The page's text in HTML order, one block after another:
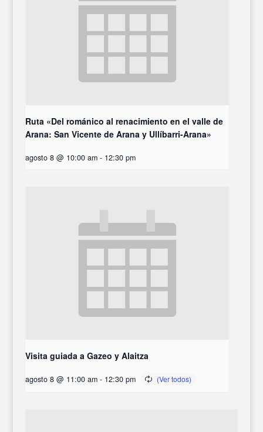
Ruta «Del románico al renacimiento en el valle de
Arana: San Vicente de Arana y Ullíbarri-Arana»
agosto 8 @ 10:00 am - 12:30 pm
Visita guiada a Gazeo y Alaitza
agosto 8 @ 11:00 am - 12:30 pm